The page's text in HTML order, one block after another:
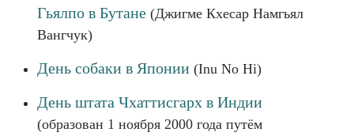
Гьялпо в Бутане (Джигме Кхесар Намгьял
Вангчук)
День собаки в Японии (Inu No Hi)
День штата Чхаттисгарх в Индии
(образован 1 ноября 2000 года путём